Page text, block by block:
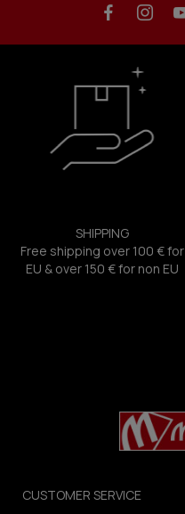
SHIPPING
Free shipping over 100 € for
EU & over 150 € for non EU
CUSTOMER SERVICE